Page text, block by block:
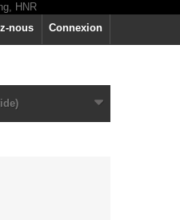
Connexion
nous